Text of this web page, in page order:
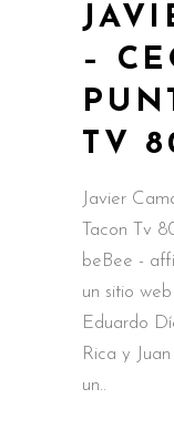
–
TV
Javier
Tacon Tv
beBee -
un sitio
Eduardo
Rica y
un